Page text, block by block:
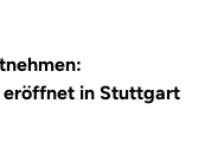
in Stuttgart